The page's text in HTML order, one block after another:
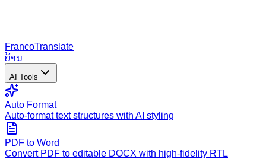
FrancoTranslate
ບ້ານ
AI Tools
Auto Format
Auto-format text structures with AI styling
PDF to Word
Convert PDF to editable DOCX with high-fidelity RTL